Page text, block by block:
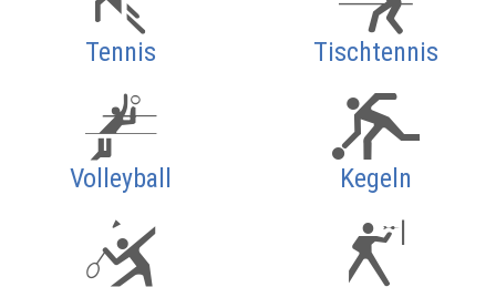
Tennis Tischtennis
Volleyball Kegeln